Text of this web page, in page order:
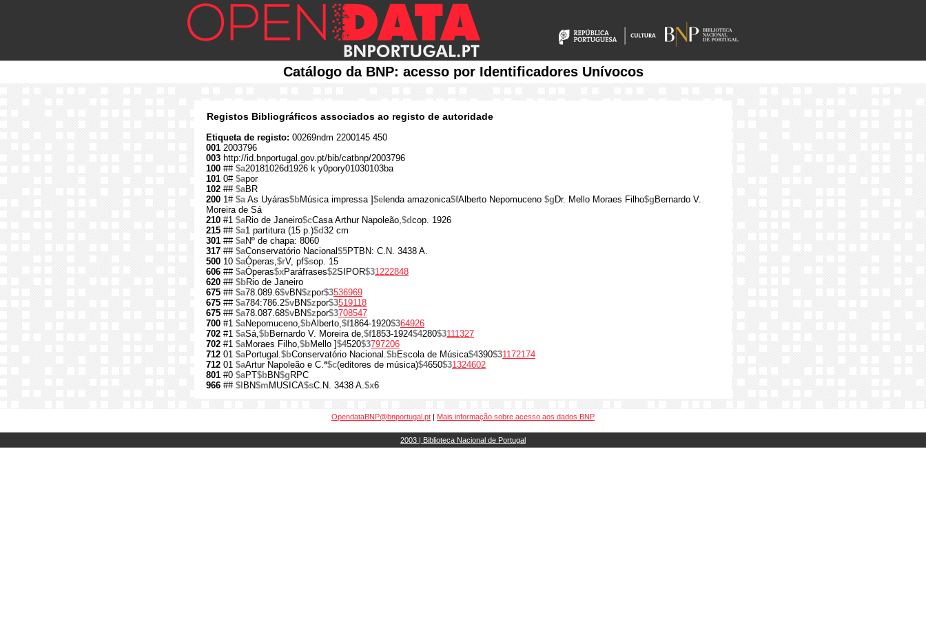
Catálogo da BNP: acesso por Identificadores Unívocos
Registos Bibliográficos associados ao registo de autoridade
Etiqueta de registo: 00269ndm 2200145 450
001 2003796
003 http://id.bnportugal.gov.pt/bib/catbnp/2003796
100 ## $a20181026d1926 k y0pory01030103ba
101 0# $apor
102 ## $aBR
200 1# $aAs Uyáras$bMúsica impressa ]$e lenda amazonica$fAlberto Nepomuceno $g Dr. Mello Moraes Filho$g Bernardo V.
Moreira de Sá
210 #1 $aRio de Janeiro$cCasa Arthur Napoleão,$dcop. 1926
215 ## $a1 partitura (15 p.)$d32 cm
301 ## $aNº de chapa: 8060
317 ## $aConservatório Nacional$5PTBN: C.N. 3438 A.
500 10 $aÓperas,$rV, pf$sop. 15
606 ## $aÓperas$xParáfrases$2SIPOR$31222848
620 ## $bRio de Janeiro
675 ## $a78.089.6$vBN$zpor$3536969
675 ## $a784:786.2$vBN$zpor$3519118
675 ## $a78.087.68$vBN$zpor$3708547
700 #1 $aNepomuceno,$bAlberto,$f1864-1920$364926
702 #1 $aSá,$bBernardo V. Moreira de,$f1853-1924$4280$3111327
702 #1 $aMoraes Filho,$bMello ]$4520$3797206
712 01 $aPortugal.$bConservatório Nacional.$bEscola de Música$4390$31172174
712 01 $aArtur Napoleão e C.ª$c(editores de música)$4650$31324602
801 #0 $aPT$bBN$g RPC
966 ## $l BN$m MUSICA$sC.N. 3438 A.$x6
OpendataBNP@bnportugal.pt | Mais informação sobre acesso aos dados BNP
2003 | Biblioteca Nacional de Portugal